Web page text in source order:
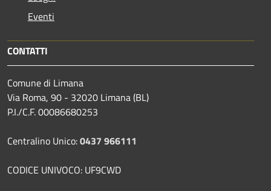
Eventi
CONTATTI
Comune di Limana
Via Roma, 90 - 32020 Limana (BL)
P.I./C.F. 00086680253
Centralino Unico:0437 966111
CODICE UNIVOCO: UF9CWD